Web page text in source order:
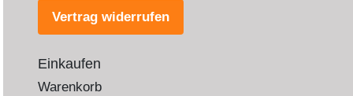
Vertrag widerrufen
Einkaufen
Warenkorb